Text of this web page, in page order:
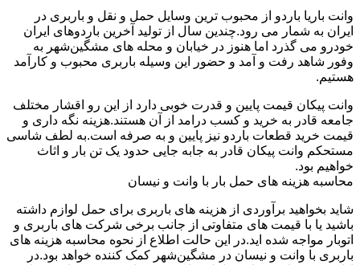
وانت باریا باردو از محبوب ترین وسایل حمل و نقل و باربری در
ایران به شمار می رود.چندین سال از تولید آخرین باردوهای ایران
خودرو می گذرد اما هنوز در خیابان و محله های مشگین‌شهر به
وفور شاهد رفت و آمد و حضور این وسیله باربری محبوب و کارآمد
هستیم.
وانت پیکان قیمت پایین و قدرت خوبی دارد از این رو اقشار مختلف
جامعه قادر به خرید و کسب درامد از آن هستند.هزینه نگه داری و
قیمت خرید قطعات باردو نیز پایین و به صرفه است.به لطف شاسی
مستحکم وانت پیکان قادر به جابه جایی حدود یک تن بار و اثاث
خواهیم بود.
محاسبه هزینه های حمل بار با وانت و نیسان
شاید بخواهید برآوردی از هزینه های باربری برای حمل لوازم داشته
باشید یا با قیمت های متفاوتی از جانب برخی شرکت های باربری و
اتوبار مواجه شده اید.در این حالت اطلاع از نحوه محاسبه هزینه های
باربری با وانت و نیسان در مشگین‌شهر کمک کننده خواهد بود.در